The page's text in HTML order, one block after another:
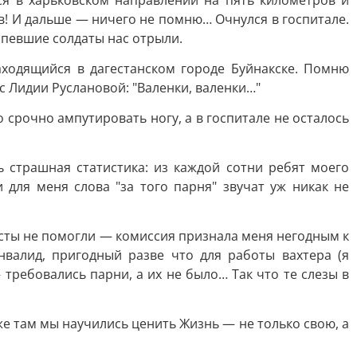
И дальше — ничего не помню… Очнулся в госпитале.
солдаты нас отрыли.
в дагестанском городе Буйнакске. Помню
Руслановой: "Валенки, валенки…"
ампутировать ногу, a в госпитале не осталось
статистика: из каждой сотни ребят моего
меня слова "за того парня" звучат уж никак не
не помогли — комиссия признала меня негодным к
пригодный разве что для работы вахтера (я
парни, а их не было… Так что те слезы в
там мы научились ценить Жизнь — не только свою, a